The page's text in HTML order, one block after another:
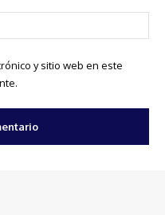
y sitio web en este